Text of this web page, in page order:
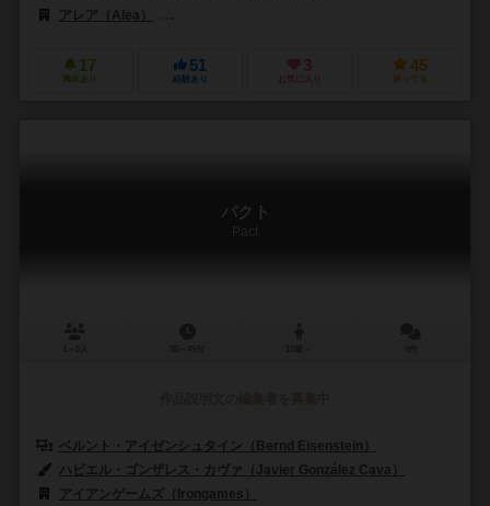
アレア（Alea）
17
興味あり
51
経験あり
3
お気に入り
45
持ってる
パクト
Pact
ベルント・アイゼンシュタイン（Bernd Eisenstein）
ハビエル・ゴンザレス・カヴァ（Javier González Cava）
アイアンゲームズ（Irongames）